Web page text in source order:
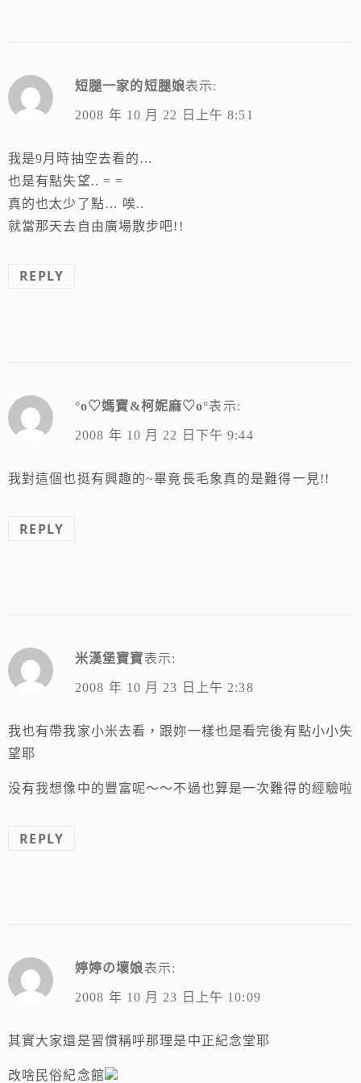
短腿一家的短腿娘表示:
2008 年 10 月 22 日上午 8:51
我是9月時抽空去看的…
也是有點失望.. = =
真的也太少了點… 唉..
就當那天去自由廣場散步吧!!
REPLY
°o♡媽寶&柯妮麻♡o°表示:
2008 年 10 月 22 日下午 9:44
我對這個也挺有興趣的~畢竟長毛象真的是難得一見!!
REPLY
米漢堡寶寶表示:
2008 年 10 月 23 日上午 2:38
我也有帶我家小米去看，跟妳一樣也是看完後有點小小失
望耶
没有我想像中的豐富呢～～不過也算是一次難得的經驗啦
REPLY
婷婷の壞娘表示:
2008 年 10 月 23 日上午 10:09
其實大家還是習慣稱呼那理是中正紀念堂耶
改啥民俗紀念館